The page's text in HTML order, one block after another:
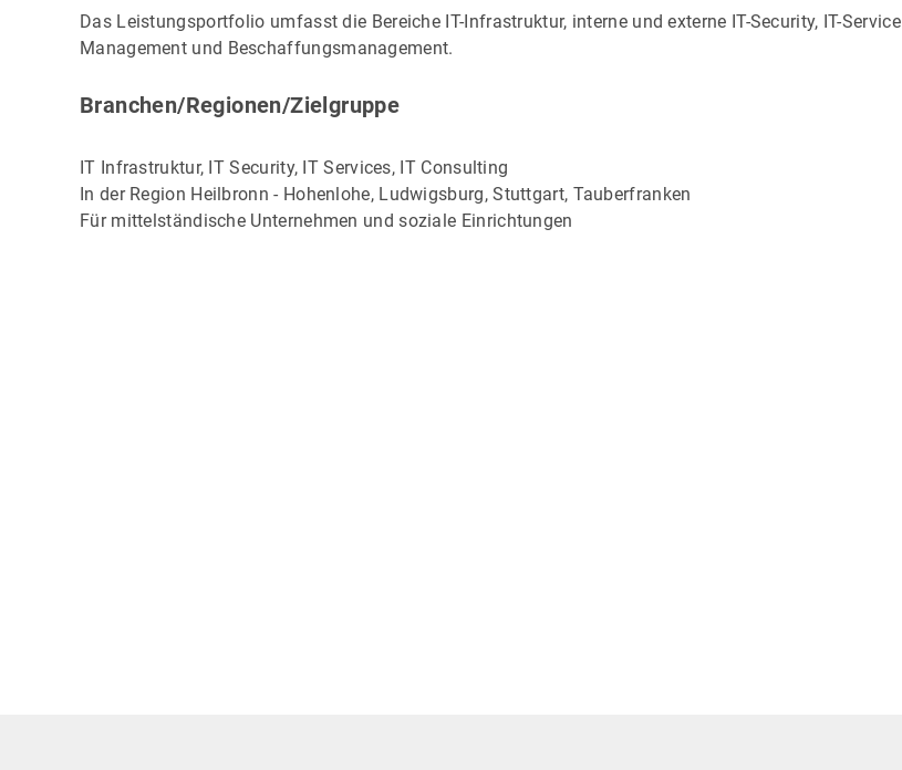
Das Leistungsportfolio umfasst die Bereiche IT-Infrastruktur, interne und externe IT-Security, IT-Service
Management und Beschaffungsmanagement.
Branchen/Regionen/Zielgruppe
IT Infrastruktur, IT Security, IT Services, IT Consulting
In der Region Heilbronn - Hohenlohe, Ludwigsburg, Stuttgart, Tauberfranken
Für mittelständische Unternehmen und soziale Einrichtungen